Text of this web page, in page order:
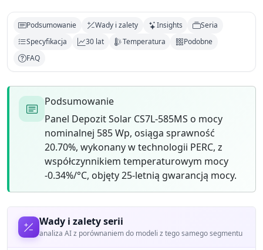
Podsumowanie Wady i zalety Insights
Seria
Specyfikacja
30 lat Temperatura
Podobne
FAQ
Podsumowanie
Panel Depozit Solar CS7L-585MS o mocy
nominalnej 585 Wp, osiąga sprawność
20.70%, wykonany w technologii PERC, z
współczynnikiem temperaturowym mocy
-0.34%/°C, objęty 25-letnią gwarancją mocy.
Wady i zalety serii
analiza AI z porównaniem do modeli z tego samego segmentu